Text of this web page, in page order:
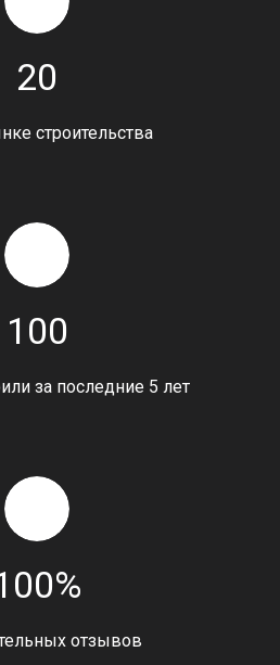
20
строительства
100
за последние 5 лет
отзывов